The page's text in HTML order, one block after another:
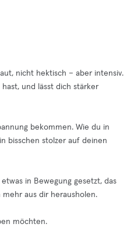
nicht hektisch – aber intensiv.
und lässt dich stärker
bekommen. Wie du in
bisschen stolzer auf deinen
in Bewegung gesetzt, das
aus dir herausholen.
möchten.